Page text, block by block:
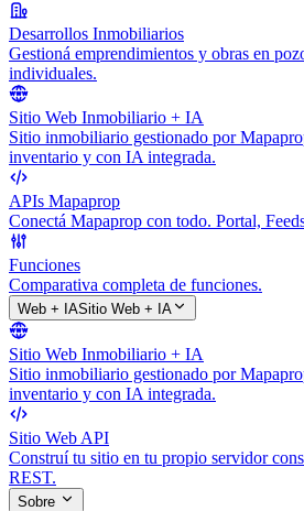
Desarrollos Inmobiliarios
Gestioná emprendimientos y obras en
individuales.
Sitio Web Inmobiliario + IA
Sitio inmobiliario gestionado por
inventario y con IA integrada.
APIs Mapaprop
Conectá Mapaprop con todo. Portal,
Funciones
Comparativa completa de funciones.
Web + IASitio Web + IA
Sitio Web Inmobiliario + IA
Sitio inmobiliario gestionado por
inventario y con IA integrada.
Sitio Web API
Construí tu sitio en tu propio servidor
REST.
Sobre